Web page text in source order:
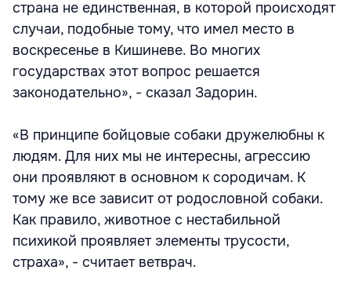
страна не единственная, в которой происходят
случаи, подобные тому, что имел место в
воскресенье в Кишиневе. Во многих
государствах этот вопрос решается
законодательно», - сказал Задорин.
«В принципе бойцовые собаки дружелюбны к
людям. Для них мы не интересны, агрессию
они проявляют в основном к сородичам. К
тому же все зависит от родословной собаки.
Как правило, животное с нестабильной
психикой проявляет элементы трусости,
страха», - считает ветврач.